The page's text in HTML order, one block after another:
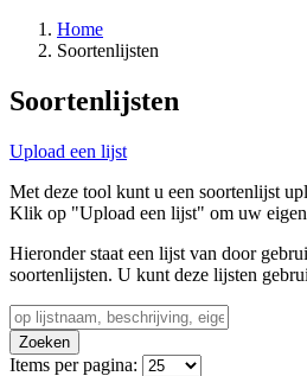
Home
Soortenlijsten
Soortenlijsten
Upload een lijst
Met deze tool kunt u een soortenlijst
Klik op "Upload een lijst" om uw
Hieronder staat een lijst van door
soortenlijsten. U kunt deze lijsten
Zoeken
Items per pagina: